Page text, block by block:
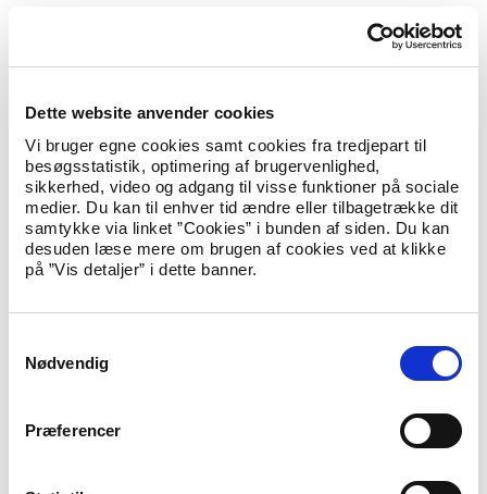
Dette website anvender cookies
Vi bruger egne cookies samt cookies fra tredjepart til
besøgsstatistik, optimering af brugervenlighed,
sikkerhed, video og adgang til visse funktioner på sociale
medier. Du kan til enhver tid ændre eller tilbagetrække dit
samtykke via linket ”Cookies” i bunden af siden. Du kan
desuden læse mere om brugen af cookies ved at klikke
på ”Vis detaljer” i dette banner.
Nødvendig
Præferencer
En række opgaver på udlændingeområdet, som
hidtil har været underlagt Justitsministeriet,
Integrationsministeriet.
Det drejer sig om visse arbejdsopgaver på asylområdet og om
opgaverne forbundet med udsendelse og frivillig hjemrejse.
Det vil fortsat være politiets opgave at gennemføre
tvangsmæssige udsendelser og dermed Justitsministeriets
ansvarsområde.
Udlændinge- og integrationsminister Mattias Tesfaye udtaler:
fagkundskaben på udlændingeområdet under ét
ministerium. På den måde samler vi viden og kræfter
Ansvaret for at forlænge den midlertidige grænsekontrol på de